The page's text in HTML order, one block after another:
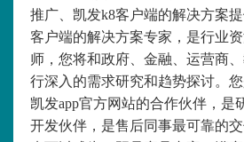
推广、凯发k8客户端的解决方案
客户端的解决方案专家，是行业
师，您将和政府、金融、运营商
行深入的需求研究和趋势探讨。
凯发app官方网站的合作伙伴，是
开发伙伴，是售后同事最可靠的